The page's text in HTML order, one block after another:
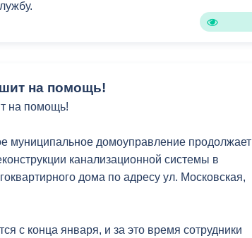
на помощь!
на помощь!
муниципальное домоуправление продолжает
канализационной системы в
дома по адресу ул. Московская,
с конца января, и за это время сотрудники